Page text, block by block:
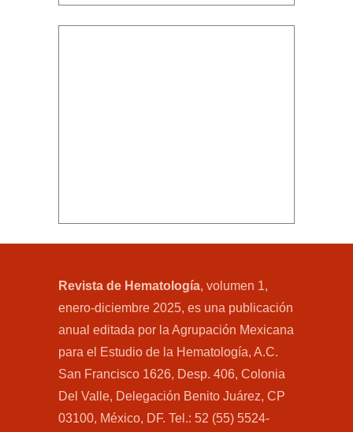
Revista de Hematología, volumen 1,
enero-diciembre 2025, es una publicación
anual editada por la Agrupación Mexicana
para el Estudio de la Hematología, A.C.
San Francisco 1626, Desp. 406, Colonia
Del Valle, Delegación Benito Juárez, CP
03100, México, DF. Tel.: 52 (55) 5524-